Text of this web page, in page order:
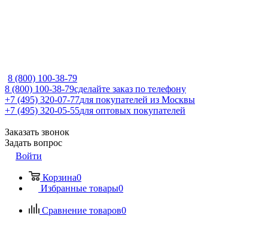
8 (800) 100-38-79
8 (800) 100-38-79сделайте заказ по телефону
+7 (495) 320-07-77для покупателей из Москвы
+7 (495) 320-05-55для оптовых покупателей
Заказать звонок
Задать вопрос
Войти
Корзина0
Избранные товары0
Сравнение товаров0